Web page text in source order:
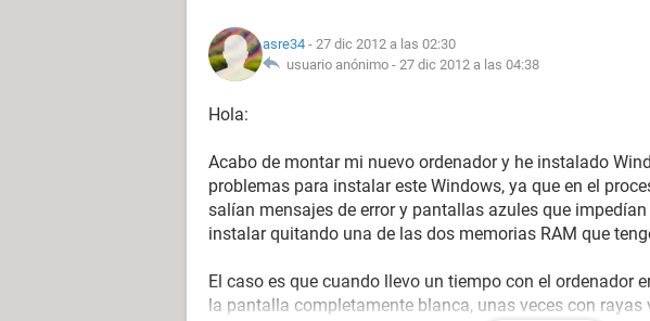
asre34 - 27 dic 2012 a las 02:30
usuario anónimo - 27 dic 2012 a las 04:38
Hola:
Acabo de montar mi nuevo ordenador y he instalado
problemas para instalar este Windows, ya que en el
salían mensajes de error y pantallas azules que
instalar quitando una de las dos memorias RAM que
El caso es que cuando llevo un tiempo con el ordenador
la pantalla completamente blanca, unas veces con rayas